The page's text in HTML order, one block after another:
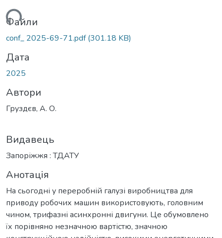
Файли
conf_ 2025-69-71.pdf(301.18 KB)
Дата
2025
Автори
Груздєв, А. О.
Видавець
Запоріжжя : ТДАТУ
Анотація
На сьогодні у переробній галузі виробництва для
приводу робочих машин використовують, головним
чином, трифазні асинхронні двигуни. Це обумовлено
їх порівняно незначною вартістю, значною